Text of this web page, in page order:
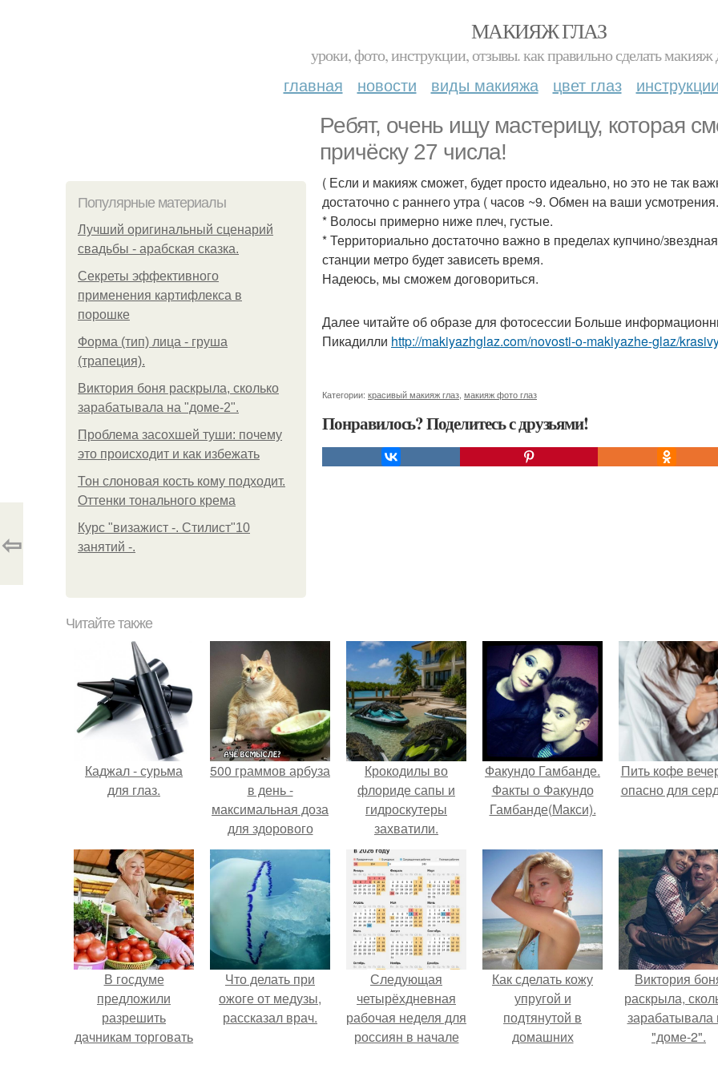
МАКИЯЖ ГЛАЗ
уроки, фото, инструкции, отзывы. как правильно сделать макияж
главная новости виды макияжа цвет глаз
Ребят, очень ищу мастерицу, которая
причёску 27 числа!
Популярные материалы
Лучший оригинальный сценарий
свадьбы - арабская сказка.
Секреты эффективного
применения картифлекса в
порошке
Форма (тип) лица - груша
(трапеция).
Виктория боня раскрыла, сколько
зарабатывала на "доме-2".
Проблема засохшей туши: почему
это происходит и как избежать
Тон слоновая кость кому подходит.
Оттенки тонального крема
Курс "визажист -. Стилист"10
занятий -.
( Если и макияж сможет, будет просто идеально, но это не так
достаточно с раннего утра ( часов ~9. Обмен на ваши усмотрения.
* Волосы примерно ниже плеч, густые.
* Территориально достаточно важно в пределах купчино/
станции метро будет зависеть время.
Надеюсь, мы сможем договориться.
Далее читайте об образе для фотосессии Больше
Пикадилли http://makiyazhglaz.com/novosti-o-makiyazhe-glaz/
Категории: красивый макияж глаз макияж фото глаз
Понравилось? Поделитесь с друзьями!
⇦
Читайте также
Каджал - сурьма
для глаз.
500 граммов арбуза
в день -
максимальная доза
для здорового
взрослого,
предупредили
врачи.
Крокодилы во
флориде сапы и
гидроскутеры
захватили.
Факундо Гамбанде.
Факты о Факундо
Гамбанде(Макси).
Пить кофе
опасно для
В госдуме
предложили
разрешить
дачникам торговать
Что делать при
ожоге от медузы,
рассказал врач.
Следующая
четырёхдневная
рабочая неделя для
россиян в начале
Как сделать кожу
упругой и
подтянутой в
домашних
Виктория
раскрыла,
зарабатывала
"доме-2".